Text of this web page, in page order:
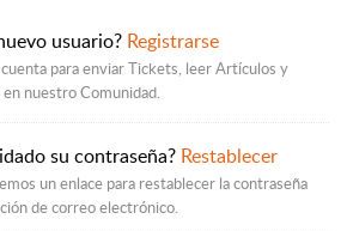
usuario? Registrarse
para enviar Tickets, leer Artículos y
nuestro Comunidad.
su contraseña? Restablecer
un enlace para restablecer la contraseña
de correo electrónico.